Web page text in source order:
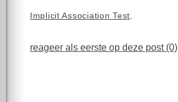
Implicit Association Test
reageer als eerste op deze post (0)